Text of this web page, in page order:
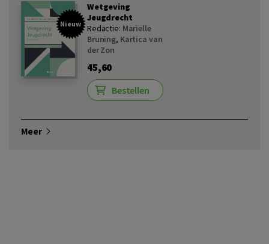
Nieuw
Wetgeving
Jeugdrecht
Redactie: Marielle
Bruning, Kartica van
der Zon
45,60
Bestellen
Meer